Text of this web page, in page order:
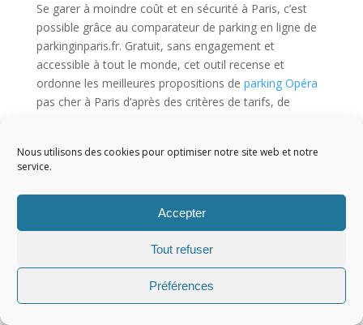
Nous utilisons des cookies pour optimiser notre site web et notre
service.
Accepter
Tout refuser
Préférences
Se garer à moindre coût et en sécurité à Paris, c’est
possible grâce au comparateur de parking en ligne de
parkinginparis.fr. Gratuit, sans engagement et
accessible à tout le monde, cet outil recense et
ordonne les meilleures propositions de parking Opéra
pas cher à Paris d’après des critères de tarifs, de
Copyright 2022